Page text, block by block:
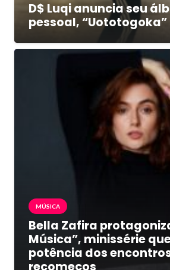
D$ Luqi anuncia seu
pessoal, “Uototogoka”
MÚSICA
Bella Zafira
Música”, minissérie
potência dos